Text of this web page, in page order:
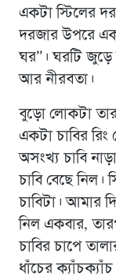
একটা স্টিলের
দরজার উপরে
ঘর”। ঘরটি জুড়ে
আর নীরবতা।
বুড়ো লোকটা
একটা চাবির
অসংখ্য চাবি
চাবি বেছে
চাবিটা। আমার
নিল একবার,
চাবির চাপে
ধাঁচের